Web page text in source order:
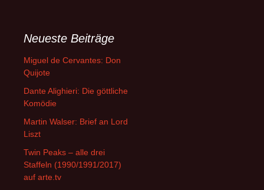
Neueste Beiträge
Miguel de Cervantes: Don
Quijote
Dante Alighieri: Die göttliche
Komödie
Martin Walser: Brief an Lord
Liszt
Twin Peaks – alle drei
Staffeln (1990/1991/2017)
auf arte.tv